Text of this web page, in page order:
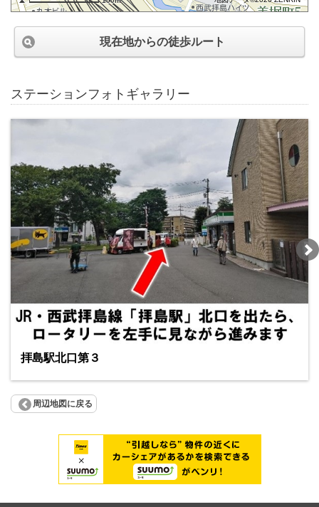
現在地からの徒歩ルート
ステーションフォトギャラリー
拝島駅北口第３
周辺地図に戻る